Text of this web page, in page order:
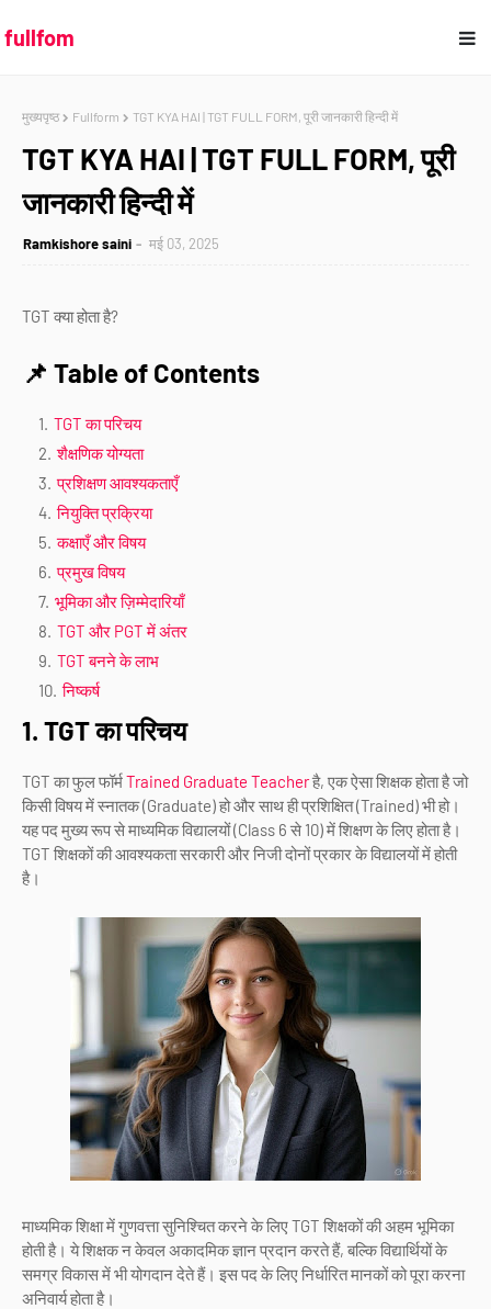
fullfom
मुख्यपृष्ठ Fullform TGT KYA HAI | TGT FULL FORM, पूरी जानकारी हिन्दी में
TGT KYA HAI | TGT FULL FORM, पूरी
जानकारी हिन्दी में
Ramkishore saini मई 03, 2025
TGT क्या होता है?
📌 Table of Contents
TGT का परिचय
शैक्षणिक योग्यता
प्रशिक्षण आवश्यकताएँ
नियुक्ति प्रक्रिया
कक्षाएँ और विषय
प्रमुख विषय
भूमिका और ज़िम्मेदारियाँ
TGT और PGT में अंतर
TGT बनने के लाभ
निष्कर्ष
1. TGT का परिचय
TGT का फुल फॉर्मTrained Graduate Teacherहै, एक ऐसा शिक्षक होता है जो
किसी विषय में स्नातक (Graduate) हो और साथ ही प्रशिक्षित (Trained) भी हो।
यह पद मुख्य रूप से माध्यमिक विद्यालयों (Class 6 से 10) में शिक्षण के लिए होता है।
TGT शिक्षकों की आवश्यकता सरकारी और निजी दोनों प्रकार के विद्यालयों में होती
है।
माध्यमिक शिक्षा में गुणवत्ता सुनिश्चित करने के लिए TGT शिक्षकों की अहम भूमिका
होती है। ये शिक्षक न केवल अकादमिक ज्ञान प्रदान करते हैं, बल्कि विद्यार्थियों के
समग्र विकास में भी योगदान देते हैं। इस पद के लिए निर्धारित मानकों को पूरा करना
अनिवार्य होता है।